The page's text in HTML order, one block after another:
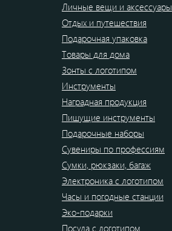
Личные вещи и аксессуары
Отдых и путешествия
Подарочная упаковка
Товары для дома
Зонты с логотипом
Инструменты
Наградная продукция
Пишущие инструменты
Подарочные наборы
Сувениры по профессиям
Сумки, рюкзаки, багаж
Электроника с логотипом
Часы и погодные станции
Эко-подарки
Посуда с логотипом